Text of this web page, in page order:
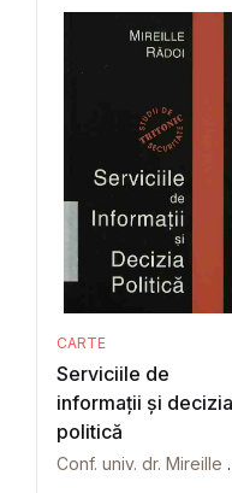
CARTE
Serviciile de
informații și decizia
politică
Conf.